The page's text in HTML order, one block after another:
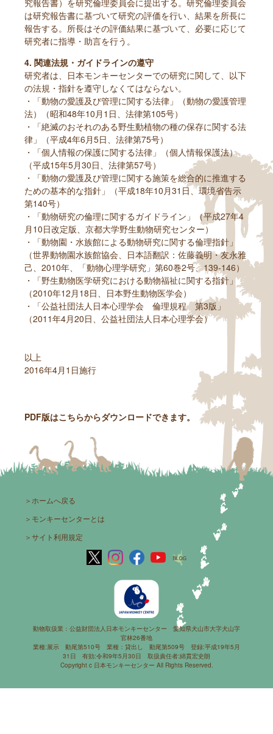
究報告書）を研究倫理委員会に提出する。研究倫理委員会
は研究報告書に基づいて研究の評価を行い、結果を所長に
報告する。所長はその評価結果に基づいて、必要に応じて
研究者に指導・助言を行う。
4. 関連法規・ガイドラインの遵守
研究者は、日本モンキーセンターでの研究に関して、以下
の法規・指針を遵守しなくてはならない。
・「動物の愛護及び管理に関する法律」（動物の愛護管理
法）（昭和48年10月1日、法律第105号）
・「絶滅のおそれのある野生動植物の種の保存に関する法
律」（平成4年6月5日、法律第75号）
・「個人情報の保護に関する法律」（個人情報保護法）
（平成15年5月30日、法律第57号）
・「動物の愛護及び管理に関する施策を総合的に推進する
ための基本的な指針」（平成18年10月31日、環境省告示
第140号）
・「動物研究の倫理に関するガイドライン」（平成27年4
月10日改定版、京都大学野生動物研究センター）
・「動物園・水族館による動物研究に関する倫理指針」
（世界動物園水族館協会、日本語翻訳：佐藤義明・友永雅
己、2010年、「動物心理学研究」第60巻2号、139-146）
・「野生動物医学研究における動物福祉に関する指針」
（2010年12月18日、日本野生動物医学会）
・「公益社団法人日本心理学会 倫理規程 第3版」
（2011年4月20日、公益社団法人日本心理学会）
以上
2016年4月1日施行
PDF版はこちらからダウンロードできます。
＞ ホームへ戻る
＞ モンキーセンターとは
＞サイト利用規定
動物取扱業：公益財団法人日本モンキーセンター 愛知県犬山市大字犬山字
官林26番地
業種:展示 動尾第510号 業種：貸出し 動尾第509号 登録:平成19年5月
31日 有効:令和9年5月30日 取扱責任者:綿貫宏史朗
Copyright c 日本モンキーセンター All Rights Reserved.